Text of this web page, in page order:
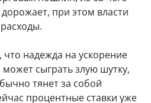
при этом власти
надежда на ускорение
сыграть злую шутку,
тянет за собой
процентные ставки уже